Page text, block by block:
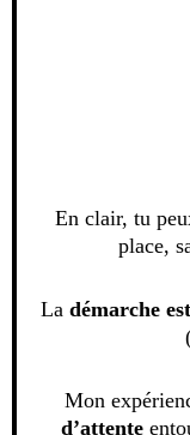
En clair, tu
place,
La démarche est
Mon
d’attente